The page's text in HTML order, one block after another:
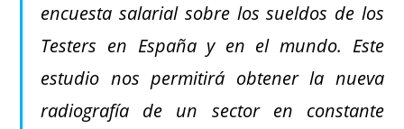
encuesta salarial sobre los sueldos de los
Testers en España y en el mundo. Este
estudio nos permitirá obtener la nueva
radiografía de un sector en constante